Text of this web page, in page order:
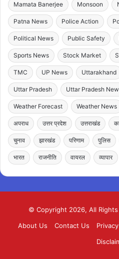
Mamata Banerjee Monsoon
Patna News Police Action
Political News Public Safety
Sports News Stock Market
TMC UP News Uttarakhand
Uttar Pradesh Uttar Pradesh
Weather Forecast Weather News
अपराध उत्तर प्रदेश उत्तराखंड
चुनाव झारखंड परिणाम पुलिस
भारत राजनीति वायरल व्यापार
© Copyright 2026, All
About Us
Contact Us